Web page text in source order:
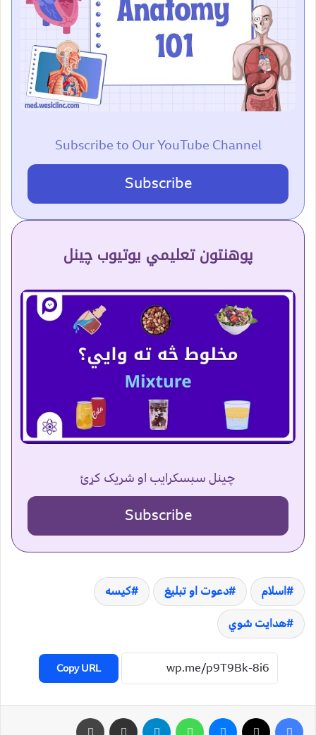
Subscribe to Our YouTube Channel
Subscribe
پوهنتون تعلیمي یوتیوب چینل
چینل سبسکرایب او شریک کړئ
Subscribe
اسلام دعوت او تبلیغ
کیسه
هدایت شوي
Copy URL